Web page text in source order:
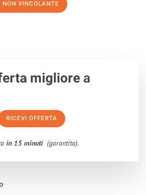
NON VINCOLANTE
migliorea
RICEVI OFFERTA
in 15 minuti (garantita).